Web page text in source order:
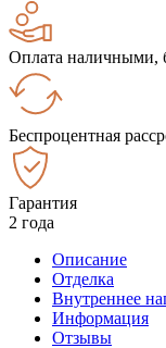
Оплата наличными,
Беспроцентная
Гарантия
2 года
Описание
Отделка
Внутреннее
Информация
Отзывы